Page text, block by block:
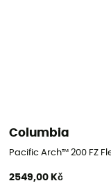
mikina
Columbia
Pacific Arch™ 200 FZ
2549,00 Kč